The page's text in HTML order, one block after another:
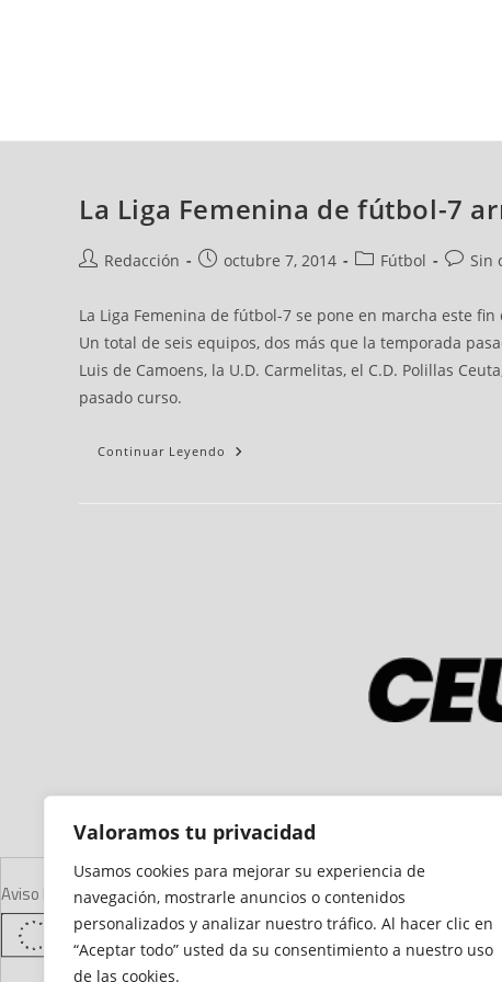
Valoramos tu privacidad
Usamos cookies para mejorar su experiencia de
navegación, mostrarle anuncios o contenidos
personalizados y analizar nuestro tráfico. Al hacer clic en
“Aceptar todo” usted da su consentimiento a nuestro uso
de las cookies.
La Liga Femenina de fútbol-7
Redacción octubre 7, 2014 Fútbol Sin
La Liga Femenina de fútbol-7 se pone en marcha este
Un total de seis equipos, dos más que la temporada
Luis de Camoens, la U.D. Carmelitas, el C.D. Polillas
pasado curso.
Continuar Leyendo
Aviso LegalDeclaración de AccesibilidadMapa del SitioPolítica de Cookies